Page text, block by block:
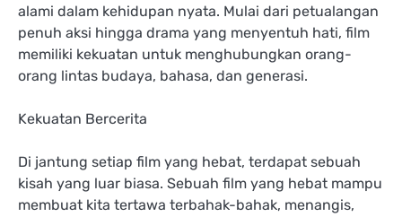
alami dalam kehidupan nyata. Mulai dari petualangan
penuh aksi hingga drama yang menyentuh hati, film
memiliki kekuatan untuk menghubungkan orang-
orang lintas budaya, bahasa, dan generasi.
Kekuatan Bercerita
Di jantung setiap film yang hebat, terdapat sebuah
kisah yang luar biasa. Sebuah film yang hebat mampu
membuat kita tertawa terbahak-bahak, menangis,